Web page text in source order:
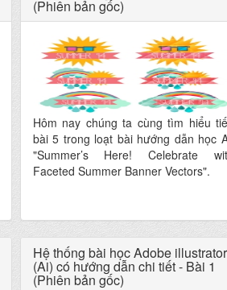
(Phiên bản gốc)
Hôm nay chúng ta cùng tìm hiểu
bài 5 trong loạt bài hướng dẫn học
"Summer’s Here! Celebrate
Faceted Summer Banner Vectors".
Hệ thống bài học Adobe illustrator
(Ai) có hướng dẫn chi tiết - Bài 1
(Phiên bản gốc)